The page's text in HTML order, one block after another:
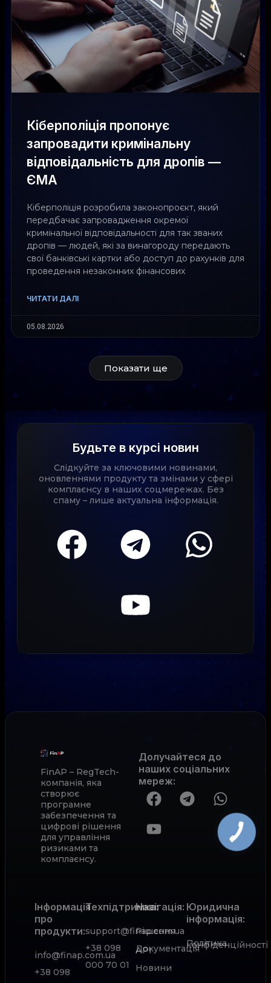
Кіберполіція пропонує
запровадити кримінальну
відповідальність для дропів —
ЄМА
Кіберполіція розробила законопроєкт, який
передбачає запровадження окремої
кримінальної відповідальності для так званих
дропів — людей, які за винагороду передають
свої банківські картки або доступ до рахунків для
проведення незаконних фінансових
ЧИТАТИ ДАЛІ
05.08.2026
Показати ще
Будьте в курсі новин
Слідкуйте за ключовими новинами,
оновленнями продукту та змінами у сфері
комплаєнсу в наших соцмережах. Без
спаму – лише актуальна інформація.
FinAP – RegTech-
компанія, яка
створює
програмне
забезпечення та
цифрові рішення
для управління
ризиками та
комплаєнсу.
Долучайтеся до
наших соціальних
мереж:
Інформація
про
продукти:
info@finap.com.ua
+38 098
Техпідтримка:
support@finap.com.ua
+38 098
000 70 01
Рішення
Документація
АРІ
Новини
Навігація: Юридична
інформація:
Політика
конфіденційності